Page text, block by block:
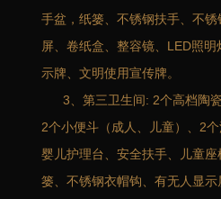
手盆，纸篓、不锈钢扶手、不
屏、卷纸盒、整容镜、LED照
示牌、文明使用宣传牌。
3、第三卫生间: 2个高档陶瓷
2个小便斗（成人、儿童）、2个
婴儿护理台、安全扶手、儿童
篓、不锈钢衣帽钩、有无人显示